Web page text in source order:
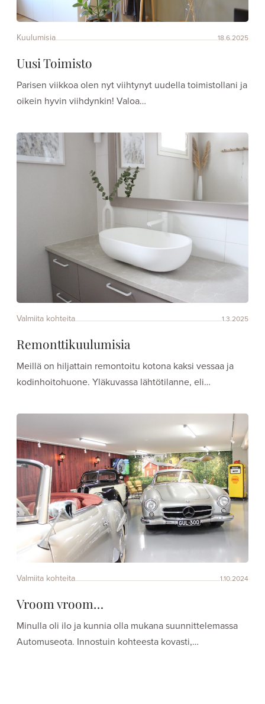
Kuulumisia 18.6.2025
Uusi Toimisto
Parisen viikkoa olen nyt viihtynyt uudella toimistollani ja
oikein hyvin viihdynkin! Valoa…
Valmiita kohteita 1.3.2025
Remonttikuulumisia
Meillä on hiljattain remontoitu kotona kaksi vessaa ja
kodinhoitohuone. Yläkuvassa lähtötilanne, eli…
Valmiita kohteita 1.10.2024
Vroom vroom…
Minulla oli ilo ja kunnia olla mukana suunnittelemassa
Automuseota. Innostuin kohteesta kovasti,…